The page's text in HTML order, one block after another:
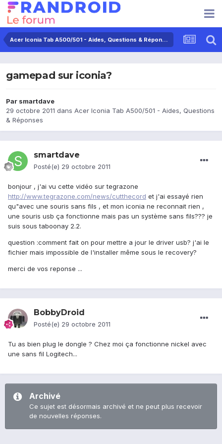
Acer Iconia Tab A500/501 - Aides, Questions & Réponses
gamepad sur iconia?
Par smartdave
29 octobre 2011 dans Acer Iconia Tab A500/501 - Aides, Questions
& Réponses
smartdave
Posté(e) 29 octobre 2011
bonjour , j'ai vu cette vidéo sur tegrazone
http://www.tegrazone.com/news/cutthecord et j'ai essayé rien
qu"avec une souris sans fils , et mon iconia ne reconnait rien ,
une souris usb ça fonctionne mais pas un système sans fils??? je
suis sous taboonay 2.2.
question :comment fait on pour mettre a jour le driver usb? j'ai le
fichier mais impossible de l'installer même sous le recovery?
merci de vos reponse ...
BobbyDroid
Posté(e) 29 octobre 2011
Tu as bien plug le dongle ? Chez moi ça fonctionne nickel avec
une sans fil Logitech...
Archivé
Ce sujet est désormais archivé et ne peut plus recevoir
de nouvelles réponses.